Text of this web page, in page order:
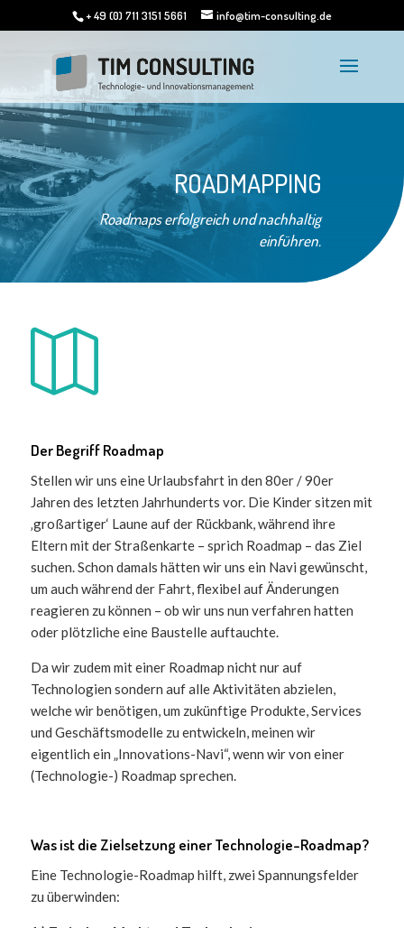
+ 49 (0) 711 3151 5661 info@tim-consulting.de
ROADMAPPING
Roadmaps erfolgreich und nachhaltig
einführen.

Der Begriff Roadmap
Stellen wir uns eine Urlaubsfahrt in den 80er / 90er
Jahren des letzten Jahrhunderts vor. Die Kinder sitzen mit
‚großartiger‘ Laune auf der Rückbank, während ihre
Eltern mit der Straßenkarte – sprich Roadmap – das Ziel
suchen. Schon damals hätten wir uns ein Navi gewünscht,
um auch während der Fahrt, flexibel auf Änderungen
reagieren zu können – ob wir uns nun verfahren hatten
oder plötzliche eine Baustelle auftauchte.
Da wir zudem mit einer Roadmap nicht nur auf
Technologien sondern auf alle Aktivitäten abzielen,
welche wir benötigen, um zukünftige Produkte, Services
und Geschäftsmodelle zu entwickeln, meinen wir
eigentlich ein „Innovations-Navi“, wenn wir von einer
(Technologie-) Roadmap sprechen.
Was ist die Zielsetzung einer Technologie-Roadmap?
Eine Technologie-Roadmap hilft, zwei Spannungsfelder
zu überwinden: